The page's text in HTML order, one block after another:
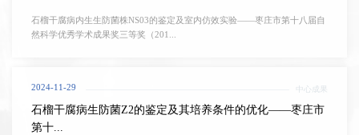
石榴干腐病内生生防菌株NS03的鉴定及室内仿效实验——枣庄市第十八届自
然科学优秀学术成果奖三等奖（201...
2024-11-29 中心成果
石榴干腐病生防菌Z2的鉴定及其培养条件的优化——枣庄市
第十...